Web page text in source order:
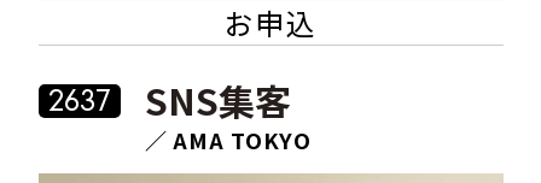
お申込
2637 SNS集客
／ AMA TOKYO